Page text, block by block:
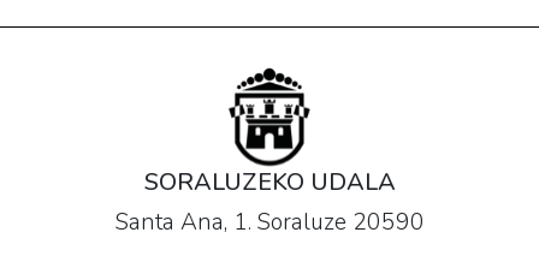
SORALUZEKO UDALA
Santa Ana, 1. Soraluze 20590